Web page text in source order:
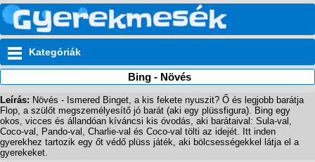
Kategóriák
Bing - Növés
Leírás: Növés - Ismered Binget, a kis fekete nyuszit? Ő és legjobb barátja
Flop, a szülőt megszemélyesítő jó barát (aki egy plüssfigura). Bing egy
okos, vicces és állandóan kíváncsi kis óvodás, aki barátaival: Sula-val,
Coco-val, Pando-val, Charlie-val és Coco-val tölti az idejét. Itt inden
gyerekhez tartozik egy őt védő plüss játék, aki bölcsességekkel látja el a
gyerekeket.